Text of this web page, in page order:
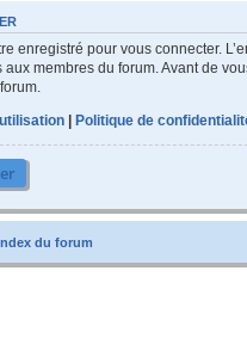
enregistré pour vous connecter.
membres du forum. Avant de
Politique de
Index du forum